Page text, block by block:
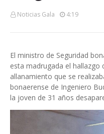
Noticias Gala 4:19
El ministro de Seguridad
esta madrugada el hallazgo
allanamiento que se
bonaerense de Ingeniero
la joven de 31 años